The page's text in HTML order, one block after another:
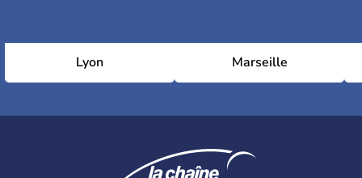
Lyon Marseille